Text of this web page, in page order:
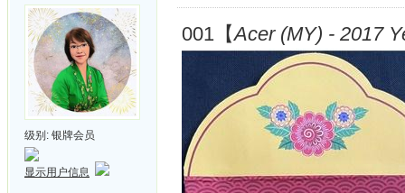
级别: 银牌会员
显示用户信息
001【Acer (MY) - 2017